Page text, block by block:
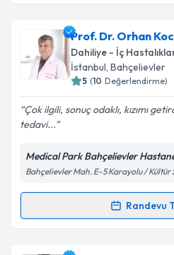
Prof. Dr. Cüneyt Kayaalp
oluşturun. Size bu
takvim hazırlandığında e-
Kişisel verilerimin
Metni'ni okudum ve
kapsamda işlenmesini
Prof. Dr. Orhan
Dahiliye - İç
İstanbul, Bahçelievler
5 (10 Değerlendirme)
Çok ilgili, sonuç odaklı, kızımı
tedavi...
Medical Park Bahçelievler
Bahçelievler Mah. E-5 Karayolu / Kültür
Randevu
Randevu Takvimi